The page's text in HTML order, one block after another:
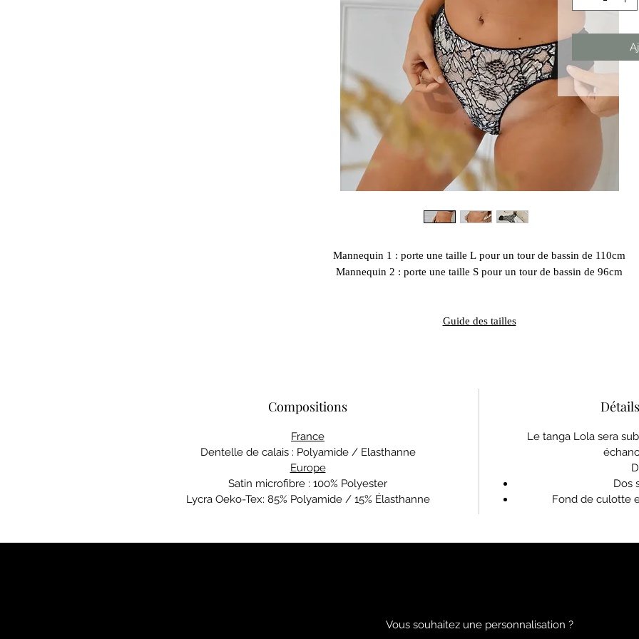
Mannequin 1 : porte une taille L pour un tour de bassin de 110cm
Mannequin 2 : porte une taille S pour un tour de bassin de 96cm
Guide des tailles
Compositions
France
Dentelle de calais : Polyamide / Elasthanne
Europe
Satin microfibre : 100% Polyester
Lycra Oeko-Tex: 85% Polyamide / 15% Élasthanne
Le tanga Lola sera
Dos
Fond de culotte
Vous souhaitez une personnalisation ?